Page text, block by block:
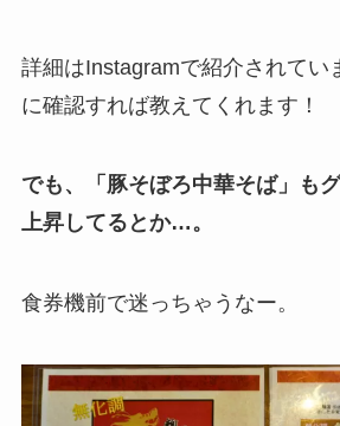
詳細はInstagramで紹介されてい
に確認すれば教えてくれます！
でも、「豚そぼろ中華そば」も
上昇してるとか…。
食券機前で迷っちゃうなー。